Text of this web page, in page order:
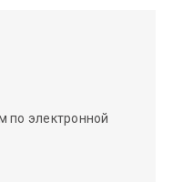
по электронной